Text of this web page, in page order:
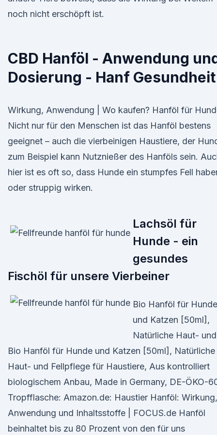
noch nicht erschöpft ist.
CBD Hanföl - Anwendung
Dosierung - Hanf Gesundheit
Wirkung, Anwendung | Wo kaufen? Hanföl für
Nicht nur für den Menschen ist das Hanföl bestens
geeignet – auch die vierbeinigen Haustiere, der
zum Beispiel kann Nutznießer des Hanföls sein.
hier ist es oft so, dass Hunde ein stumpfes Fell
oder struppig wirken.
Lachsöl für
Hunde - ein
gesundes
Fischöl für unsere Vierbeiner
Bio Hanföl für Hunde
und Katzen [50ml],
Natürliche Haut- und
Bio Hanföl für Hunde und Katzen [50ml], Natürliche
Haut- und Fellpflege für Haustiere, Aus kontrolliert
biologischem Anbau, Made in Germany, DE-ÖKO-
Tropfflasche: Amazon.de: Haustier Hanföl: Wirkung,
Anwendung und Inhaltsstoffe | FOCUS.de Hanföl
beinhaltet bis zu 80 Prozent von den für uns